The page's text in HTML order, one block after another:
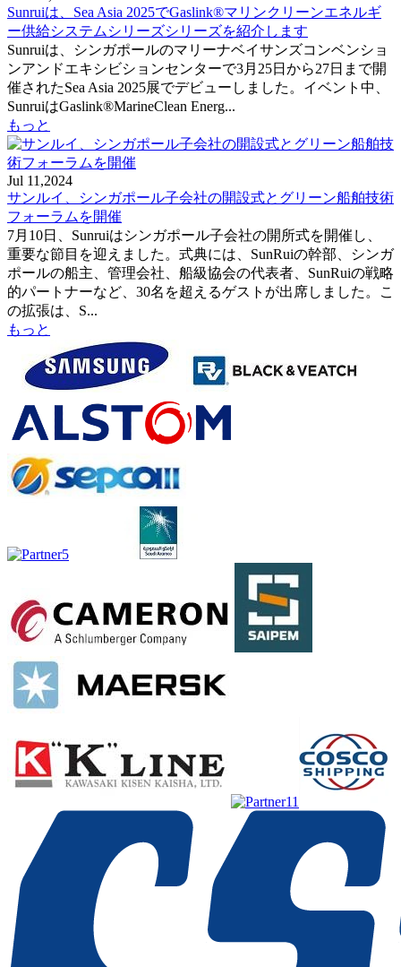
Sunruiは、Sea Asia 2025でGaslink®マリンクリーンエネルギ
ー供給システムシリーズシリーズを紹介します
Sunruiは、シンガポールのマリーナベイサンズコンベンショ
ンアンドエキシビションセンターで3月25日から27日まで開
催されたSea Asia 2025展でデビューしました。イベント中、
SunruiはGaslink®MarineClean Energ...
もっと
Jul 11,2024
サンルイ、シンガポール子会社の開設式とグリーン船舶技術
フォーラムを開催
7月10日、Sunruiはシンガポール子会社の開所式を開催し、
重要な節目を迎えました。式典には、SunRuiの幹部、シンガ
ポールの船主、管理会社、船級協会の代表者、SunRuiの戦略
的パートナーなど、30名を超えるゲストが出席しました。こ
の拡張は、S...
もっと